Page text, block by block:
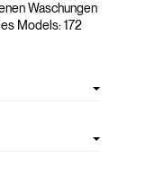
Waschungen
Models: 172